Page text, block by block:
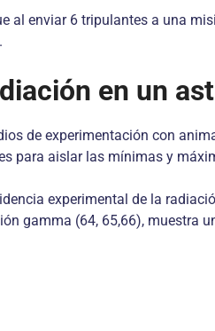
al enviar 6 tripulantes a una
en un
de experimentación con
para aislar las mínimas y
experimental de la
gamma (64, 65,66), muestra